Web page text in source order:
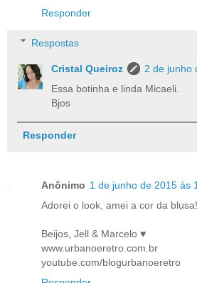
Responder
Respostas
Cristal Queiroz
2 de junho
Essa botinha e linda Micaeli.
Bjos
Responder
Anônimo 1 de junho de 2015 às
Adorei o look, amei a cor da blusa!
Beijos, Jell & Marcelo ♥
www.urbanoeretro.com.br
youtube.com/blogurbanoeretro